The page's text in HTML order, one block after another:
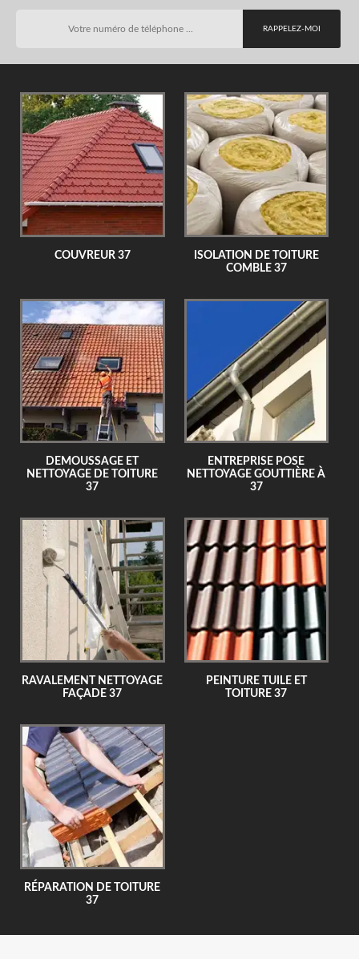
COUVREUR 37
ISOLATION DE TOITURE
COMBLE 37
DEMOUSSAGE ET
NETTOYAGE DE TOITURE
37
ENTREPRISE POSE
NETTOYAGE GOUTTIÈRE À
37
RAVALEMENT NETTOYAGE
FAÇADE 37
PEINTURE TUILE ET
TOITURE 37
RÉPARATION DE TOITURE
37